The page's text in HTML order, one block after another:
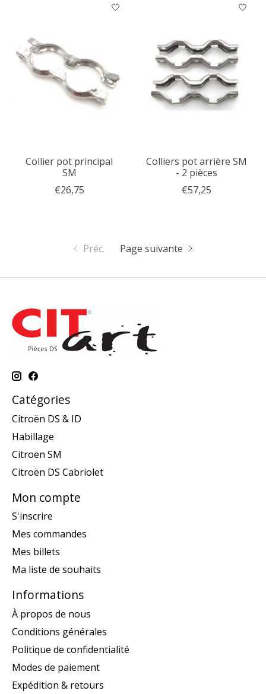
Collier pot principal
SM
€26,75
Colliers pot arrière SM
- 2 pièces
€57,25
Préc. Page suivante
Catégories
Citroën DS & ID
Habillage
Citroën SM
Citroën DS Cabriolet
Mon compte
S'inscrire
Mes commandes
Mes billets
Ma liste de souhaits
Informations
À propos de nous
Conditions générales
Politique de confidentialité
Modes de paiement
Expédition & retours